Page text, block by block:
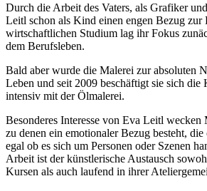
Durch die Arbeit des Vaters, als Grafiker
Leitl schon als Kind einen engen Bezug zur
wirtschaftlichen Studium lag ihr Fokus
dem Berufsleben.
Bald aber wurde die Malerei zur absoluten
Leben und seit 2009 beschäftigt sie sich die
intensiv mit der Ölmalerei.
Besonderes Interesse von Eva Leitl
zu denen ein emotionaler Bezug besteht,
egal ob es sich um Personen oder Szenen
Arbeit ist der künstlerische Austausch
Kursen als auch laufend in ihrer